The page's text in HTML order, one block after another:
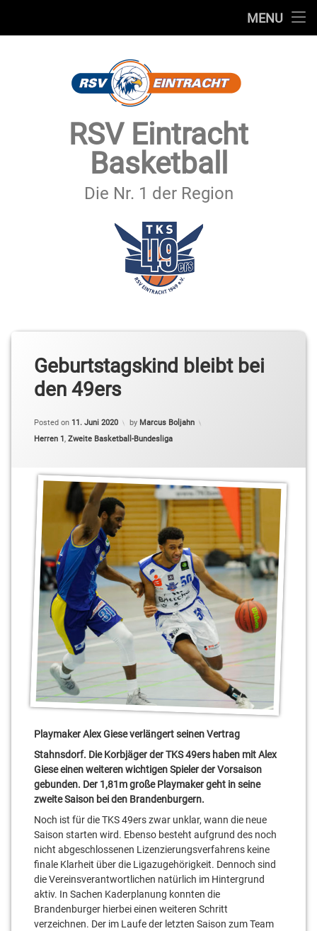
MENU
SECHSTER MANN
IMPRESSUM & DATENSCHUTZ
RSV Eintracht
Basketball
Die Nr. 1 der Region
Geburtstagskind bleibt bei
den 49ers
Posted on 11. Juni 2020 by Marcus Boljahn
Categories:
Herren 1, Zweite Basketball-Bundesliga
Playmaker Alex Giese verlängert seinen Vertrag
Stahnsdorf. Die Korbjäger der TKS 49ers haben mit Alex
Giese einen weiteren wichtigen Spieler der Vorsaison
gebunden. Der 1,81m große Playmaker geht in seine
zweite Saison bei den Brandenburgern.
Noch ist für die TKS 49ers zwar unklar, wann die neue
Saison starten wird. Ebenso besteht aufgrund des noch
nicht abgeschlossenen Lizenzierungsverfahrens keine
finale Klarheit über die Ligazugehörigkeit. Dennoch sind
die Vereinsverantwortlichen natürlich im Hintergrund
aktiv. In Sachen Kaderplanung konnten die
Brandenburger hierbei einen weiteren Schritt
verzeichnen. Der im Laufe der letzten Saison zum Team